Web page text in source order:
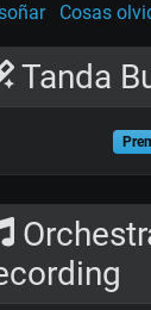
Cosas
Tanda